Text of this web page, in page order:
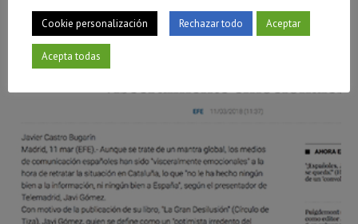
Cookie personalización Rechazar todo Aceptar
Acepta todas